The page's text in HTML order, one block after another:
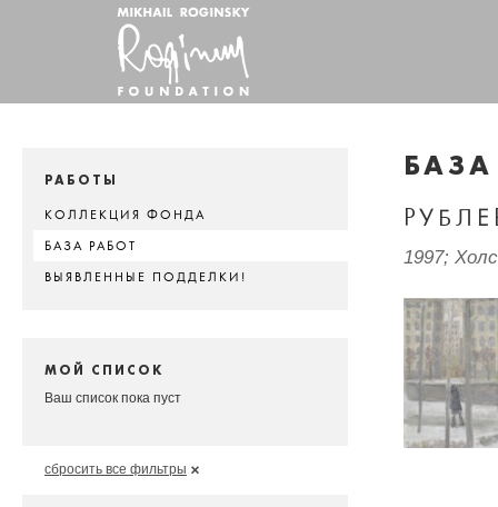
РАБОТЫ
КОЛЛЕКЦИЯ ФОНДА
БАЗА РАБОТ
ВЫЯВЛЕННЫЕ ПОДДЕЛКИ!
МОЙ СПИСОК
Ваш список пока пуст
сбросить все фильтры
1997;